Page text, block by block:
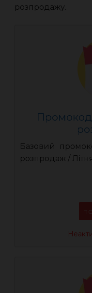
розпродажу.
Промокод
Базовий
розпродаж /